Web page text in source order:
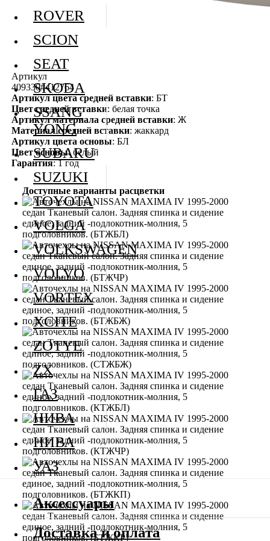
Артикул
409330#412764
Артикул цвета средней вставки: БТ
Цвет средней вставки: белая точка
Артикул материала средней вставки: Ж
Материал средней вставки: жаккард
Артикул цвета основы: БЛ
Цвет основы: белый
Гарантия: 1 год
Доступные варианты расцветки
ROVER
SCION
SEAT
SKODA
SSANG
YONG
SUBARU
SUZUKI
TOYOTA
VOLGA
VOLKSWAGEN
VOLVO
VORTEX
XCITE
ZOTYE
ZX
ГАЗ
НИВА
НИВА
УАЗ
Аксессуары
Доставка и оплата